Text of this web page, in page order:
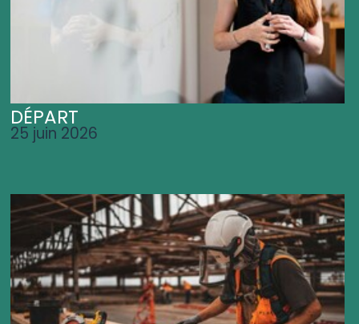
DÉPART
25 juin 2026